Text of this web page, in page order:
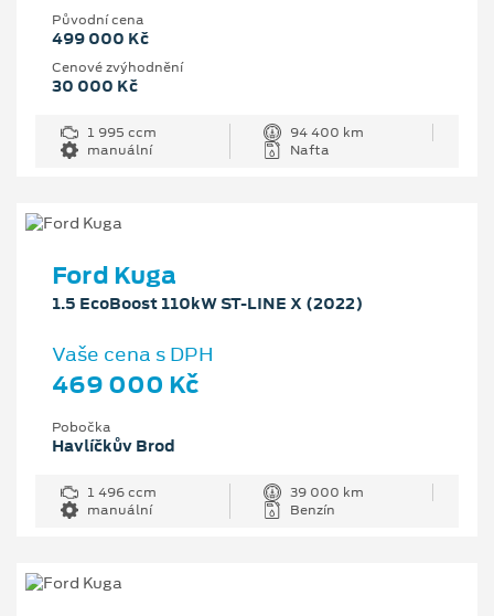
Původní cena
499 000 Kč
Cenové zvýhodnění
30 000 Kč
1 995 ccm
94 400 km
manuální
Nafta
Ford Kuga
1.5 EcoBoost 110kW ST-LINE X (2022)
Vaše cena s DPH
469 000 Kč
Pobočka
Havlíčkův Brod
1 496 ccm
39 000 km
manuální
Benzín